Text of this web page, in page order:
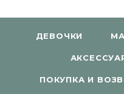
ДЕВОЧКИ
ПОКУПКА И